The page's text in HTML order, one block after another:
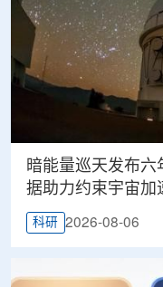
暗能量巡天发布六
据助力约束宇宙加
科研 2026-08-06